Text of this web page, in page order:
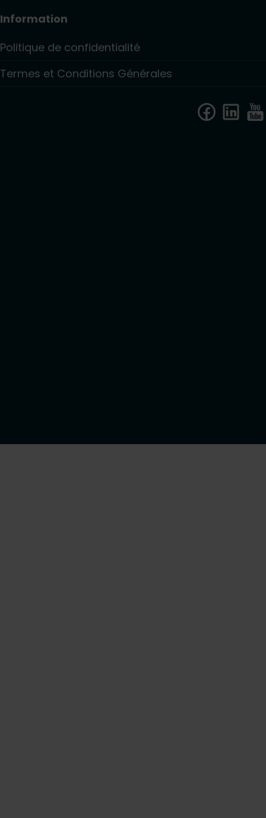
Information
Politique de confidentialité
Termes et Conditions Générales